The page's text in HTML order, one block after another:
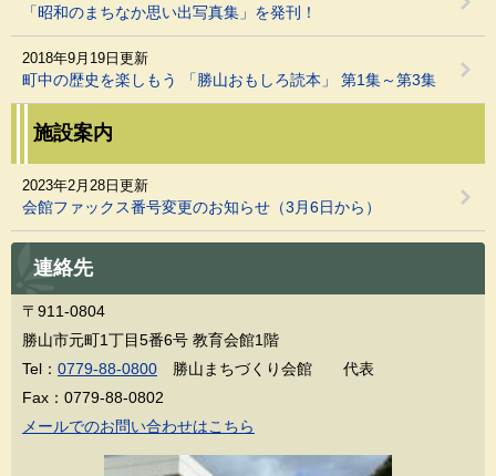
「昭和のまちなか思い出写真集」を発刊！
町中の歴史を楽しもう 「勝山おもしろ読本」 第1集～第3集
2018年9月19日更新
施設案内
会館ファックス番号変更のお知らせ（3月6日から）
2023年2月28日更新
連絡先
〒911-0804
勝山市元町1丁目5番6号 教育会館1階
Tel： 0779-88-0800
勝山まちづくり会館 代表
Fax：0779-88-0802
メールでのお問い合わせはこちら